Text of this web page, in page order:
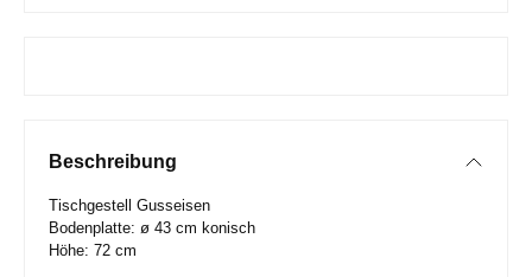
Beschreibung
Tischgestell Gusseisen
Bodenplatte: ø 43 cm konisch
Höhe: 72 cm